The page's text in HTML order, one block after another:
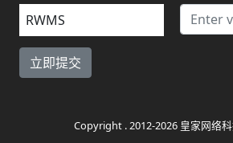
RWMS
Copyright . 2012-2026 皇家网络